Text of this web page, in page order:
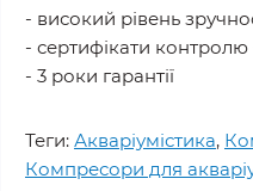
- високий рівень
- сертифікати контролю
- 3 роки гарантії
Теги: Акваріумістика,
Компресори для